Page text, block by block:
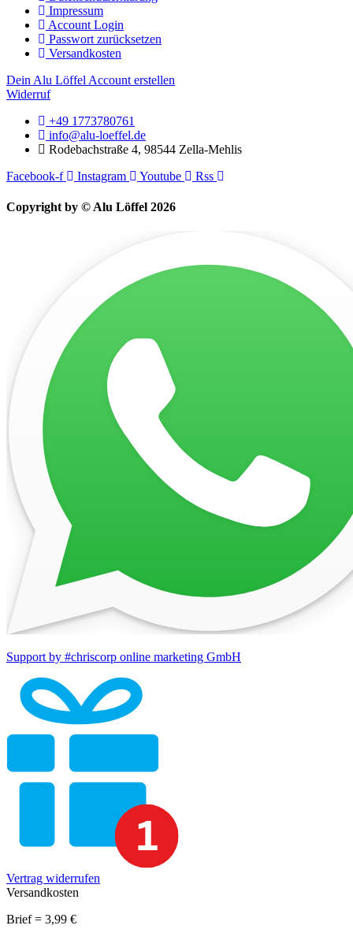
Impressum
Account Login
Passwort zurücksetzen
Versandkosten
Dein Alu Löffel Account erstellen
Widerruf
+49 1773780761
info@alu-loeffel.de
Rodebachstraße 4, 98544 Zella-Mehlis
Facebook-f
Instagram Youtube Rss
Copyright by © Alu Löffel 2026
Support by #chriscorp online marketing GmbH
Vertrag widerrufen
Versandkosten
Brief = 3,99 €